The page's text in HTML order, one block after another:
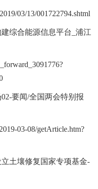
03/13/001722794.shtml
综合能源信息平台_浦江
要闻/全国两会特别报
03-08/getArticle.htm?
土壤修复国家专项基金-